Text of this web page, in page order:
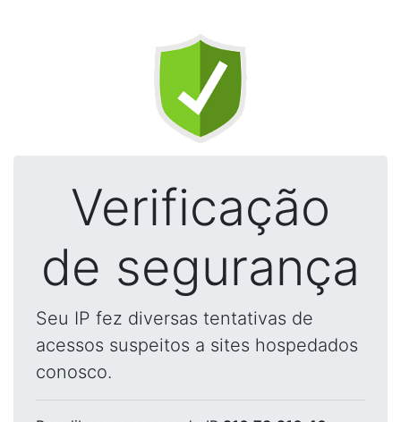
Verificação
de segurança
Seu IP fez diversas tentativas de
acessos suspeitos a sites hospedados
conosco.